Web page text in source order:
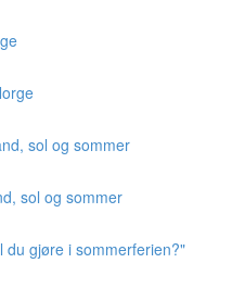
sol og sommer
sol og sommer
du gjøre i sommerferien?"